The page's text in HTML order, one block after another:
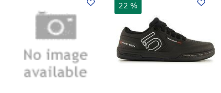
22 %